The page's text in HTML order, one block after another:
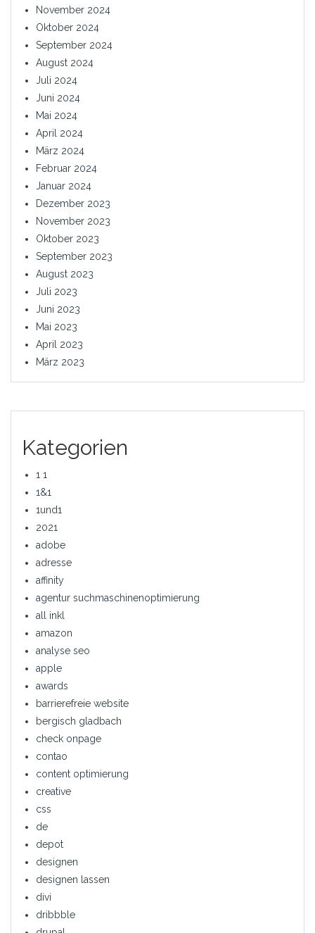
November 2024
Oktober 2024
September 2024
August 2024
Juli 2024
Juni 2024
Mai 2024
April 2024
März 2024
Februar 2024
Januar 2024
Dezember 2023
November 2023
Oktober 2023
September 2023
August 2023
Juli 2023
Juni 2023
Mai 2023
April 2023
März 2023
Kategorien
1 1
1&1
1und1
2021
adobe
adresse
affinity
agentur suchmaschinenoptimierung
all inkl
amazon
analyse seo
apple
awards
barrierefreie website
bergisch gladbach
check onpage
contao
content optimierung
creative
css
de
depot
designen
designen lassen
divi
dribbble